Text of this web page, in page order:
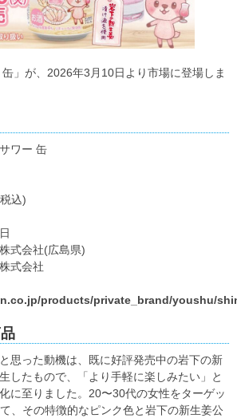
缶」が、2026年3月10日より市場に登場しま
ワー 缶
込)
式会社(広島県)
式会社
products/private_brand/youshu/
思った動機は、既に好評発売中の岩下の新
したもので、「より手軽に楽しみたい」と
に至りました。20〜30代の女性をターゲッ
、その特徴的なピンク色と岩下の新生姜公